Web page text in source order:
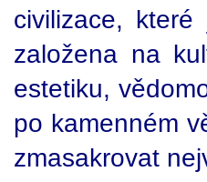
civilizace,
založena na
estetiku,
po kamenném
zmasakrovat